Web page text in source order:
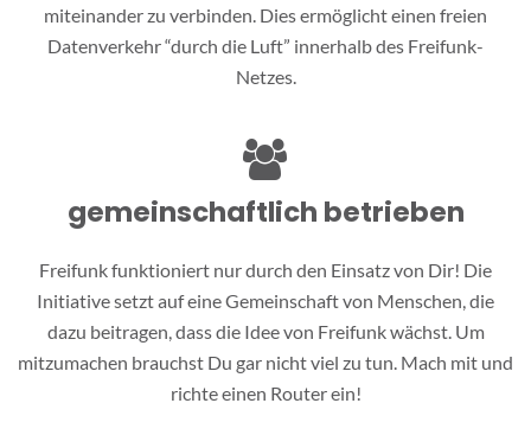
miteinander zu verbinden. Dies ermöglicht einen freien
Datenverkehr “durch die Luft” innerhalb des Freifunk-
Netzes.
gemeinschaftlich betrieben
Freifunk funktioniert nur durch den Einsatz von Dir! Die
Initiative setzt auf eine Gemeinschaft von Menschen, die
dazu beitragen, dass die Idee von Freifunk wächst. Um
mitzumachen brauchst Du gar nicht viel zu tun. Mach mit und
richte einen Router ein!